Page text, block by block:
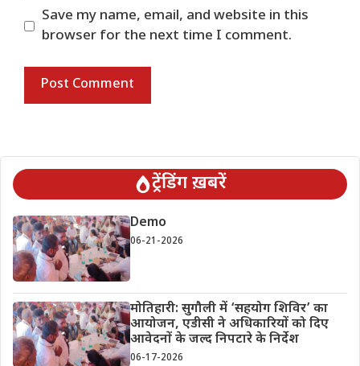
Save my name, email, and website in this
browser for the next time I comment.
ट्रेंडिंग ख़बरें
Demo
06-21-2026
मोतिहारी: सुगौली में ‘सहयोग शिविर’ का
आयोजन, एडीसी ने अधिकारियों को दिए
आवेदनों के जल्द निपटारे के निर्देश
06-17-2026